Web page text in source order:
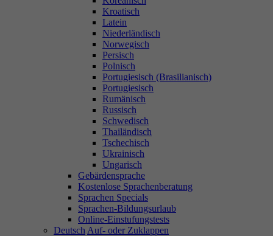
Kroatisch
Latein
Niederländisch
Norwegisch
Persisch
Polnisch
Portugiesisch (Brasilianisch)
Portugiesisch
Rumänisch
Russisch
Schwedisch
Thailändisch
Tschechisch
Ukrainisch
Ungarisch
Gebärdensprache
Kostenlose Sprachenberatung
Sprachen Specials
Sprachen-Bildungsurlaub
Online-Einstufungstests
Deutsch Auf- oder Zuklappen